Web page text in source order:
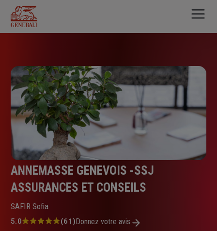
contenu
principal
ANNEMASSE GENEVOIS -SSJ
ASSURANCES ET CONSEILS
SAFIR Sofia
Note
5.0 (61)Donnez votre avis